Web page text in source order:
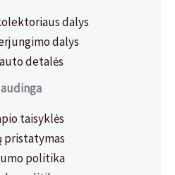
dalys
dalys
detalės
taisyklės
pristatymas
politika